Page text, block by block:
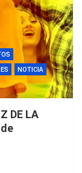
NOTICIA
DE LA